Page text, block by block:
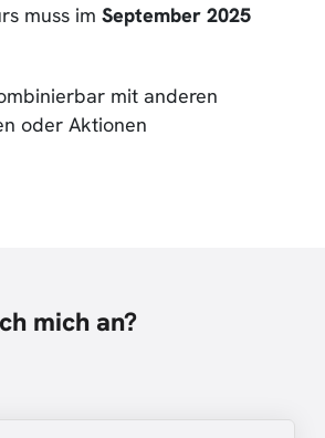
muss im September 2025
mit anderen
oder Aktionen
mich an?